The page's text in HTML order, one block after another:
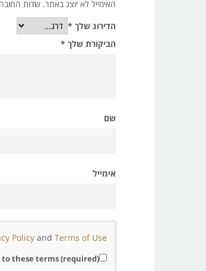
האימייל לא יוצג באתר. שדות
הדירוג שלך *
הביקורת שלך *
שם
אימייל
Policy and Terms of Use
to these terms (required).